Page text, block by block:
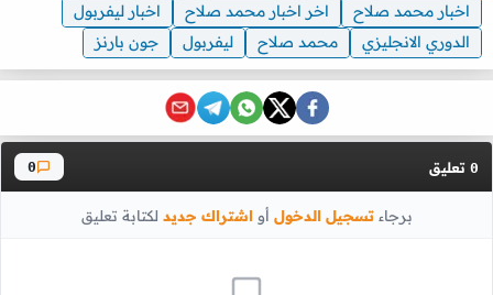
اخبار محمد صلاح اخر اخبار محمد صلاح
اخبار ليفربول
الدوري الانجليزي
محمد صلاح ليفربول جون بارنز
0 تعليق 0
برجاءتسجيل الدخول أواشتراك جديد لكتابة تعليق